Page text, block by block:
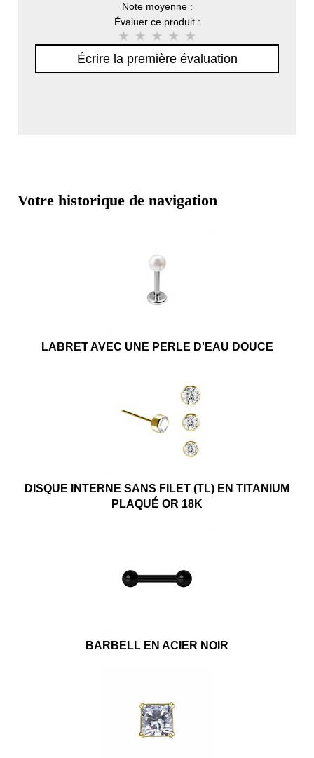
Note moyenne :
Évaluer ce produit :
Écrire la première évaluation
Votre historique de navigation
LABRET AVEC UNE PERLE D'EAU DOUCE
DISQUE INTERNE SANS FILET (TL) EN TITANIUM
PLAQUÉ OR 18K
BARBELL EN ACIER NOIR